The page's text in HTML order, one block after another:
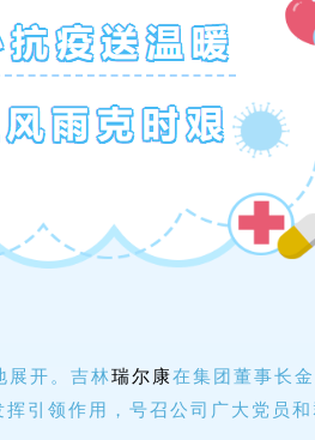
开。吉林瑞尔康在集团董事长
引领作用，号召公司广大党员和